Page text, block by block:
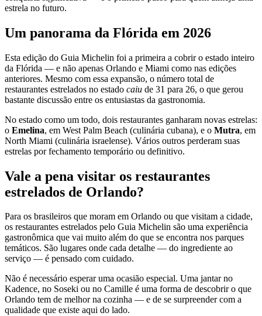
estrela no futuro.
Um panorama da Flórida em 2026
Esta edição do Guia Michelin foi a primeira a cobrir o estado inteiro
da Flórida — e não apenas Orlando e Miami como nas edições
anteriores. Mesmo com essa expansão, o número total de
restaurantes estrelados no estado caiu de 31 para 26, o que gerou
bastante discussão entre os entusiastas da gastronomia.
No estado como um todo, dois restaurantes ganharam novas estrelas:
o Emelina, em West Palm Beach (culinária cubana), e o Mutra, em
North Miami (culinária israelense). Vários outros perderam suas
estrelas por fechamento temporário ou definitivo.
Vale a pena visitar os restaurantes
estrelados de Orlando?
Para os brasileiros que moram em Orlando ou que visitam a cidade,
os restaurantes estrelados pelo Guia Michelin são uma experiência
gastronômica que vai muito além do que se encontra nos parques
temáticos. São lugares onde cada detalhe — do ingrediente ao
serviço — é pensado com cuidado.
Não é necessário esperar uma ocasião especial. Uma jantar no
Kadence, no Soseki ou no Camille é uma forma de descobrir o que
Orlando tem de melhor na cozinha — e de se surpreender com a
qualidade que existe aqui do lado.